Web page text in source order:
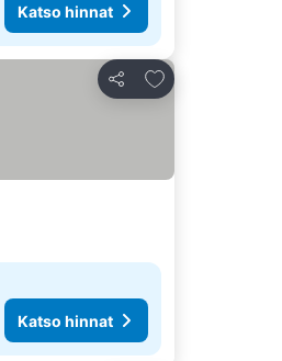
Katso hinnat
Jaa
Lisää suosikkeihin
Katso hinnat